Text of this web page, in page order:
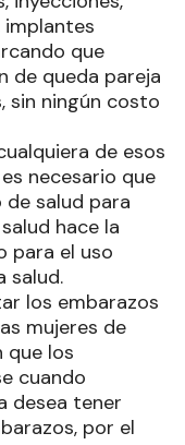
que
de queda pareja
ningún costo
de esos
necesario que
salud para
hace la
para el uso
salud.
los embarazos
mujeres de
que los
cuando
desea tener
por el